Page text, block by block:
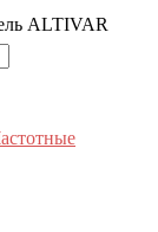
ALTIVAR